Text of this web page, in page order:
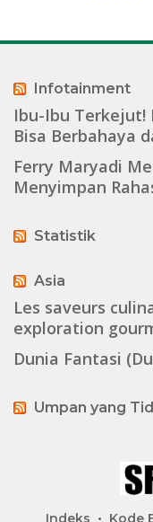
Infotainment
Ibu-Ibu Terkejut!
Bisa Berbahaya
Ferry Maryadi
Menyimpan
Statistik
Asia
Les saveurs
exploration
Dunia Fantasi
Umpan yang
Indeks Kode